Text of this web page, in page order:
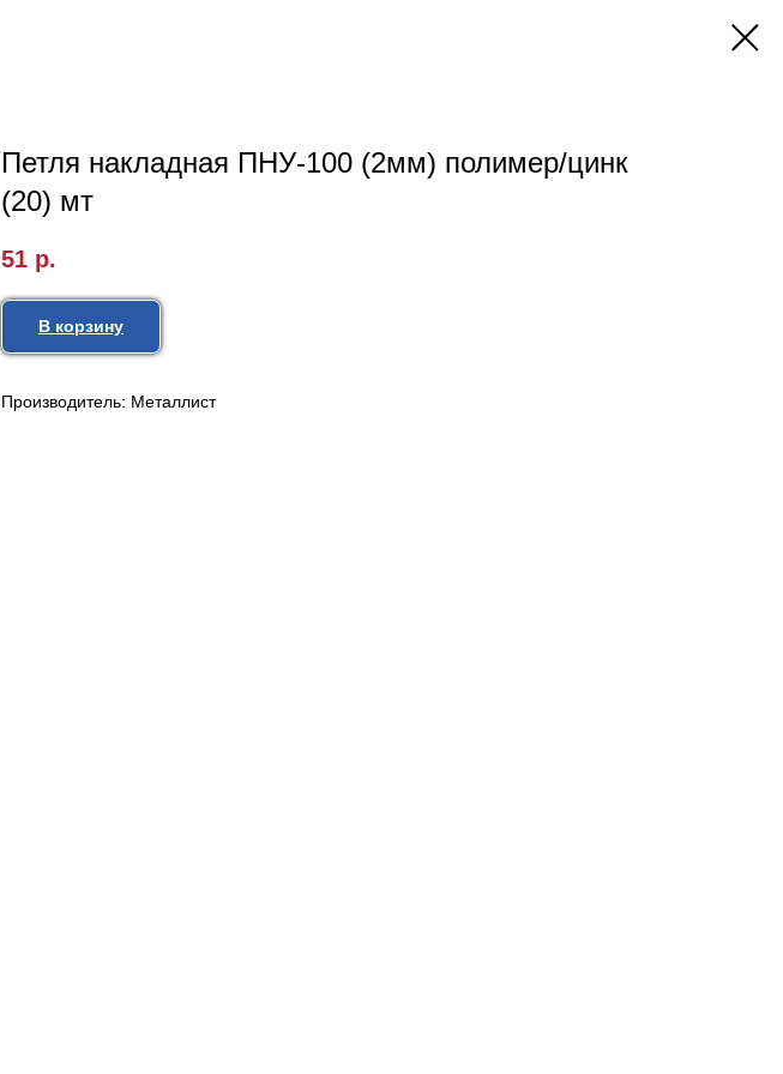
Петля накладная ПНУ-100 (2мм) полимер/цинк
(20) мт
51 р.
В корзину
Производитель: Металлист